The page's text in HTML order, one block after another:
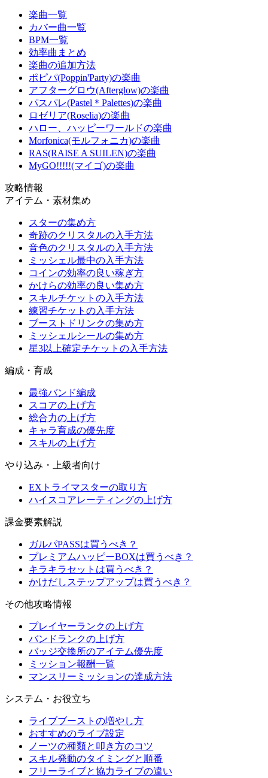
楽曲一覧
カバー曲一覧
BPM一覧
効率曲まとめ
楽曲の追加方法
ポピパ(Poppin'Party)の楽曲
アフターグロウ(Afterglow)の楽曲
パスパレ(Pastel＊Palettes)の楽曲
ロゼリア(Roselia)の楽曲
ハロー、ハッピーワールドの楽曲
Morfonica(モルフォニカ)の楽曲
RAS(RAISE A SUILEN)の楽曲
MyGO!!!!!(マイゴ)の楽曲
攻略情報
アイテム・素材集め
スターの集め方
奇跡のクリスタルの入手方法
音色のクリスタルの入手方法
ミッシェル最中の入手方法
コインの効率の良い稼ぎ方
かけらの効率の良い集め方
スキルチケットの入手方法
練習チケットの入手方法
ブーストドリンクの集め方
ミッシェルシールの集め方
星3以上確定チケットの入手方法
編成・育成
最強バンド編成
スコアの上げ方
総合力の上げ方
キャラ育成の優先度
スキルの上げ方
やり込み・上級者向け
EXトライマスターの取り方
ハイスコアレーティングの上げ方
課金要素解説
ガルパPASSは買うべき？
プレミアムハッピーBOXは買うべき？
キラキラセットは買うべき？
かけだしステップアップは買うべき？
その他攻略情報
プレイヤーランクの上げ方
バンドランクの上げ方
バッジ交換所のアイテム優先度
ミッション報酬一覧
マンスリーミッションの達成方法
システム・お役立ち
ライブブーストの増やし方
おすすめのライブ設定
ノーツの種類と叩き方のコツ
スキル発動のタイミングと順番
フリーライブと協力ライブの違い